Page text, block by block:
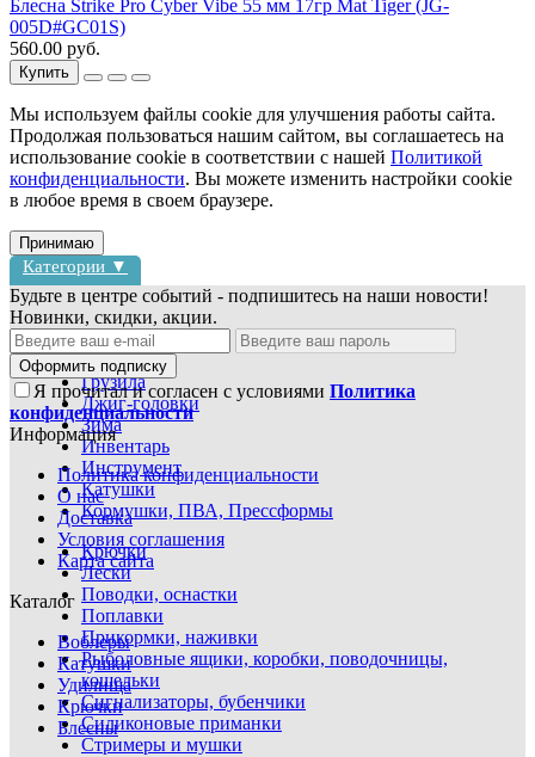
Блесна Strike Pro Cyber Vibe 55 мм 17гр Mat Tiger (JG-
005D#GC01S)
560.00 руб.
Купить
Мы используем файлы cookie для улучшения работы сайта.
Продолжая пользоваться нашим сайтом, вы соглашаетесь на
использование cookie в соответствии с нашей Политикой
конфиденциальности. Вы можете изменить настройки cookie
в любое время в своем браузере.
Принимаю
Категории ▼
Блесны
Воблеры
Грузила
Джиг-головки
Зима
Инвентарь
Инструмент
Катушки
Кормушки, ПВА, Прессформы
Крючки
Лески
Поводки, оснастки
Поплавки
Прикормки, наживки
Рыболовные ящики, коробки, поводочницы,
кошельки
Сигнализаторы, бубенчики
Силиконовые приманки
Стримеры и мушки
Будьте в центре событий - подпишитесь на наши новости!
Новинки, скидки, акции.
Оформить подписку
Я прочитал и согласен с условиями Политика
конфиденциальности
Информация
Политика конфиденциальности
О нас
Доставка
Условия соглашения
Карта сайта
Каталог
Воблеры
Катушки
Удилища
Крючки
Блесны